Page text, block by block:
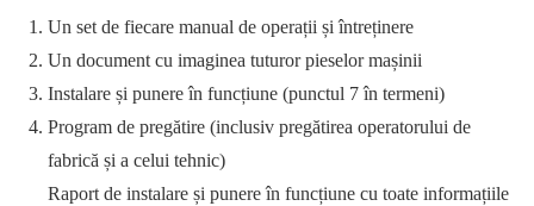
Un set de fiecare manual de operații și întreținere
Un document cu imaginea tuturor pieselor mașinii
Instalare și punere în funcțiune (punctul 7 în termeni)
Program de pregătire (inclusiv pregătirea operatorului de
fabrică și a celui tehnic)
Raport de instalare și punere în funcțiune cu toate informațiile